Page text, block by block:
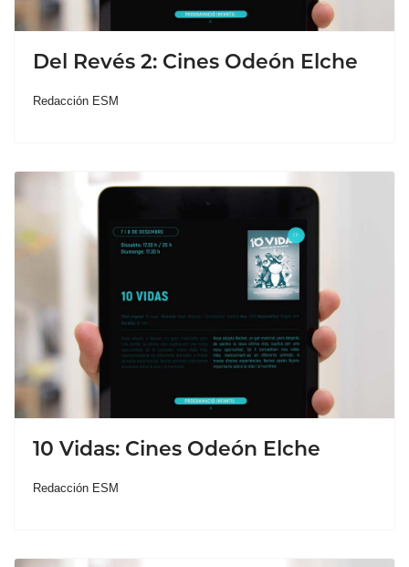
Del Revés 2: Cines Odeón Elche
Redacción ESM
10 Vidas: Cines Odeón Elche
Redacción ESM